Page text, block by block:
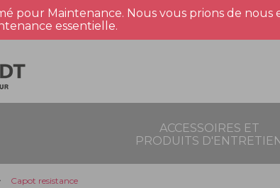
pour Maintenance. Nous vous prions de
essentielle.
ACCESSOIRES ET
PRODUITS
Capot resistance